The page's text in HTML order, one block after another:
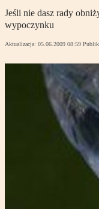
Jeśli nie dasz rady
wypoczynku
Aktualizacja: 05.06.2009 08:59